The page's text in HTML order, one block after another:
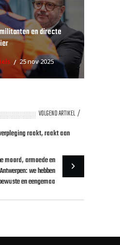
en directe
25 nov 2025
VOLGEND ARTIKEL
raakt, raakt aan
moord, armoede en
we hebben
en eengemaa